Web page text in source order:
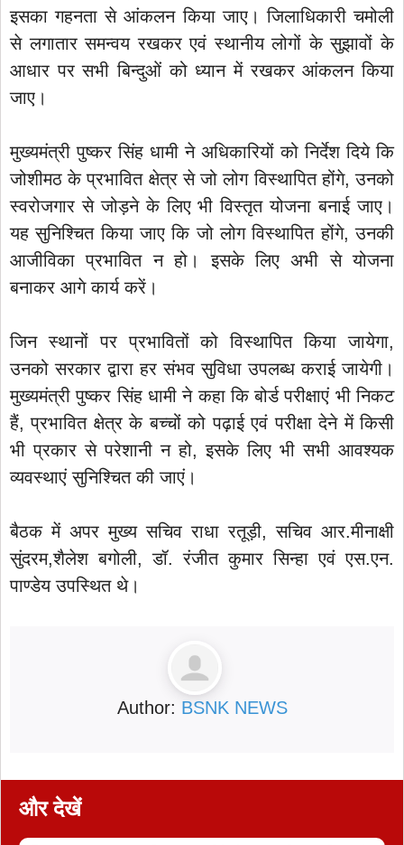
इसका गहनता से आंकलन किया जाए। जिलाधिकारी चमोली
से लगातार समन्वय रखकर एवं स्थानीय लोगों के सुझावों के
आधार पर सभी बिन्दुओं को ध्यान में रखकर आंकलन किया
जाए।
मुख्यमंत्री पुष्कर सिंह धामी ने अधिकारियों को निर्देश दिये कि
जोशीमठ के प्रभावित क्षेत्र से जो लोग विस्थापित होंगे, उनको
स्वरोजगार से जोड़ने के लिए भी विस्तृत योजना बनाई जाए।
यह सुनिश्चित किया जाए कि जो लोग विस्थापित होंगे, उनकी
आजीविका प्रभावित न हो। इसके लिए अभी से योजना
बनाकर आगे कार्य करें।
जिन स्थानों पर प्रभावितों को विस्थापित किया जायेगा,
उनको सरकार द्वारा हर संभव सुविधा उपलब्ध कराई जायेगी।
मुख्यमंत्री पुष्कर सिंह धामी ने कहा कि बोर्ड परीक्षाएं भी निकट
हैं, प्रभावित क्षेत्र के बच्चों को पढ़ाई एवं परीक्षा देने में किसी
भी प्रकार से परेशानी न हो, इसके लिए भी सभी आवश्यक
व्यवस्थाएं सुनिश्चित की जाएं।
बैठक में अपर मुख्य सचिव राधा रतूड़ी, सचिव आर.मीनाक्षी
सुंदरम,शैलेश बगोली, डॉ. रंजीत कुमार सिन्हा एवं एस.एन.
पाण्डेय उपस्थित थे।
Author: BSNK NEWS
और देखें